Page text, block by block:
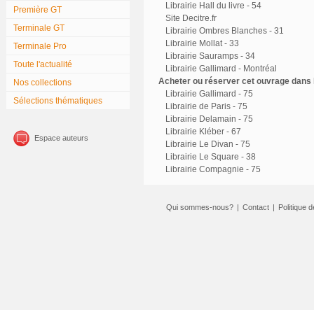
Première GT
Terminale GT
Terminale Pro
Toute l'actualité
Nos collections
Sélections thématiques
Espace auteurs
Librairie Hall du livre - 54
Site Decitre.fr
Librairie Ombres Blanches - 31
Librairie Mollat - 33
Librairie Sauramps - 34
Librairie Gallimard - Montréal
Acheter ou réserver cet ouvrage
Librairie Gallimard - 75
Librairie de Paris - 75
Librairie Delamain - 75
Librairie Kléber - 67
Librairie Le Divan - 75
Librairie Le Square - 38
Librairie Compagnie - 75
Qui sommes-nous? | Contact | Politique